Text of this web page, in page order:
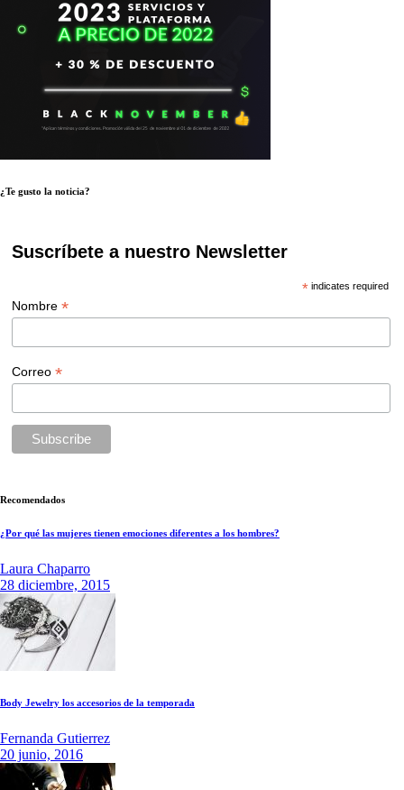
¿Te gusto la noticia?
Suscríbete a nuestro Newsletter
*indicates required
Nombre*
Correo*
Recomendados
¿Por qué las mujeres tienen emociones diferentes a los hombres?
Laura Chaparro
28 diciembre, 2015
Body Jewelry los accesorios de la temporada
Fernanda Gutierrez
20 junio, 2016